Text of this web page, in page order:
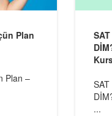
Plan
Plan –
SAT
...